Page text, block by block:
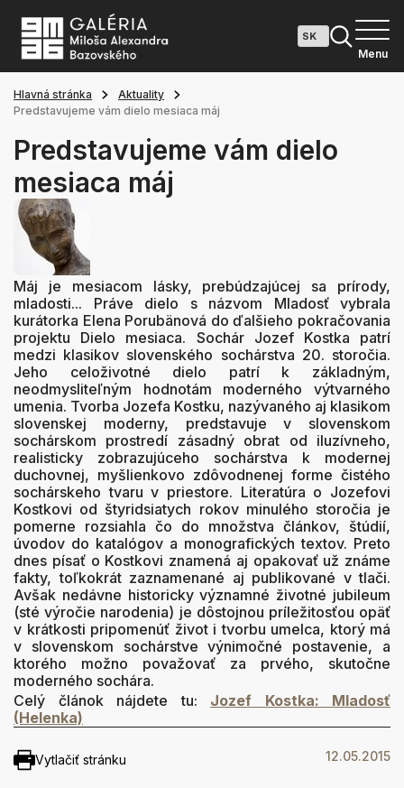
Menu
Hlavná stránka
Aktuality
Predstavujeme vám dielo mesiaca máj
Predstavujeme vám dielo
mesiaca máj
Máj je mesiacom lásky, prebúdzajúcej sa prírody,
mladosti... Práve dielo s názvom Mladosť vybrala
kurátorka Elena Porubänová do ďalšieho pokračovania
projektu Dielo mesiaca. Sochár Jozef Kostka patrí
medzi klasikov slovenského sochárstva 20. storočia.
Jeho celoživotné dielo patrí k základným,
neodmysliteľným hodnotám moderného výtvarného
umenia. Tvorba Jozefa Kostku, nazývaného aj klasikom
slovenskej moderny, predstavuje v slovenskom
sochárskom prostredí zásadný obrat od iluzívneho,
realisticky zobrazujúceho sochárstva k modernej
duchovnej, myšlienkovo zdôvodnenej forme čistého
sochárskeho tvaru v priestore. Literatúra o Jozefovi
Kostkovi od štyridsiatych rokov minulého storočia je
pomerne rozsiahla čo do množstva článkov, štúdií,
úvodov do katalógov a monografických textov. Preto
dnes písať o Kostkovi znamená aj opakovať už známe
fakty, toľkokrát zaznamenané aj publikované v tlači.
Avšak nedávne historicky významné životné jubileum
(sté výročie narodenia) je dôstojnou príležitosťou opäť
v krátkosti pripomenúť život i tvorbu umelca, ktorý má
v slovenskom sochárstve výnimočné postavenie, a
ktorého možno považovať za prvého, skutočne
moderného sochára.
Celý článok nájdete tu: Jozef Kostka: Mladosť
(Helenka)
Vytlačiť stránku 12.05.2015